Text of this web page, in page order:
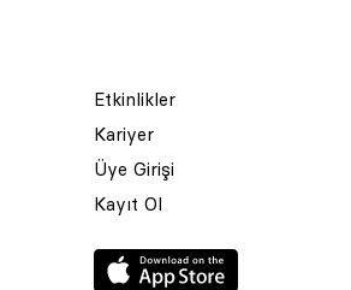
Etkinlikler
Kariyer
Üye Girişi
Kayıt Ol